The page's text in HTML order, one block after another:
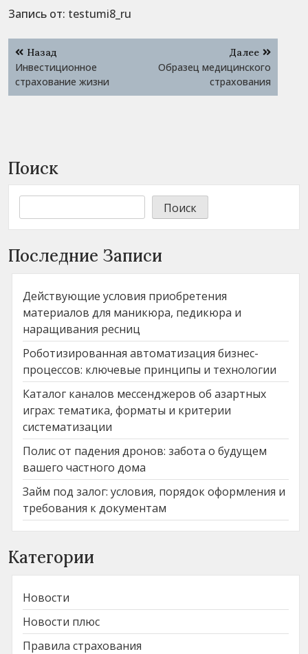
Запись от: testumi8_ru
Навигация
по
записям
Назад
Инвестиционное
страхование жизни
Далее
Образец медицинского
страхования
Поиск
Поиск
Последние Записи
Действующие условия приобретения
материалов для маникюра, педикюра и
наращивания ресниц
Роботизированная автоматизация бизнес-
процессов: ключевые принципы и технологии
Каталог каналов мессенджеров об азартных
играх: тематика, форматы и критерии
систематизации
Полис от падения дронов: забота о будущем
вашего частного дома
Займ под залог: условия, порядок оформления и
требования к документам
Категории
Новости
Новости плюс
Правила страхования